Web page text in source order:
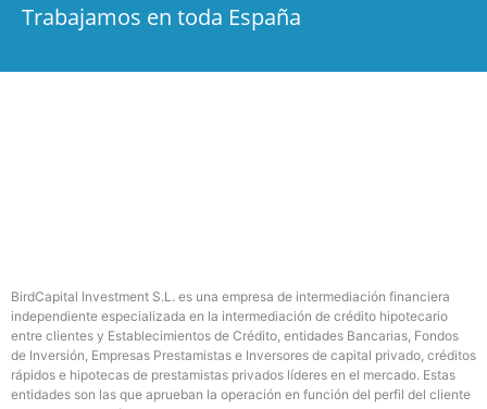
Trabajamos en toda España
BirdCapital Investment S.L. es una empresa de intermediación financiera
independiente especializada en la intermediación de crédito hipotecario
entre clientes y Establecimientos de Crédito, entidades Bancarias, Fondos
de Inversión, Empresas Prestamistas e Inversores de capital privado, créditos
rápidos e hipotecas de prestamistas privados líderes en el mercado. Estas
entidades son las que aprueban la operación en función del perfil del cliente